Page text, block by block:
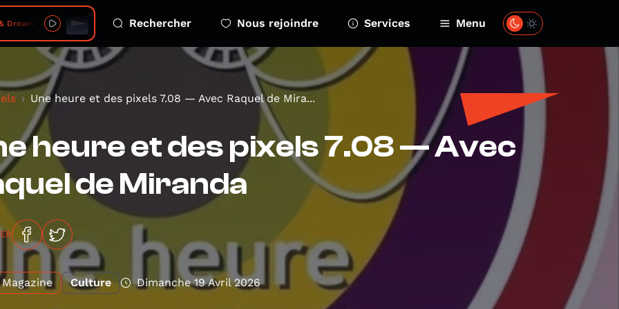
08-06 - s05 e04 free greenland kalaallit nunaat
Rechercher Nous rejoindre Services Menu
Une heure et des pixels 7.08 — Avec Raquel de Mira...
heure et des pixels 7.08 — Avec
de Miranda
Magazine Culture Dimanche 19 Avril 2026